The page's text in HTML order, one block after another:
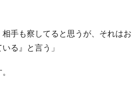
手も察してると思うが、それはお
る』と言う」